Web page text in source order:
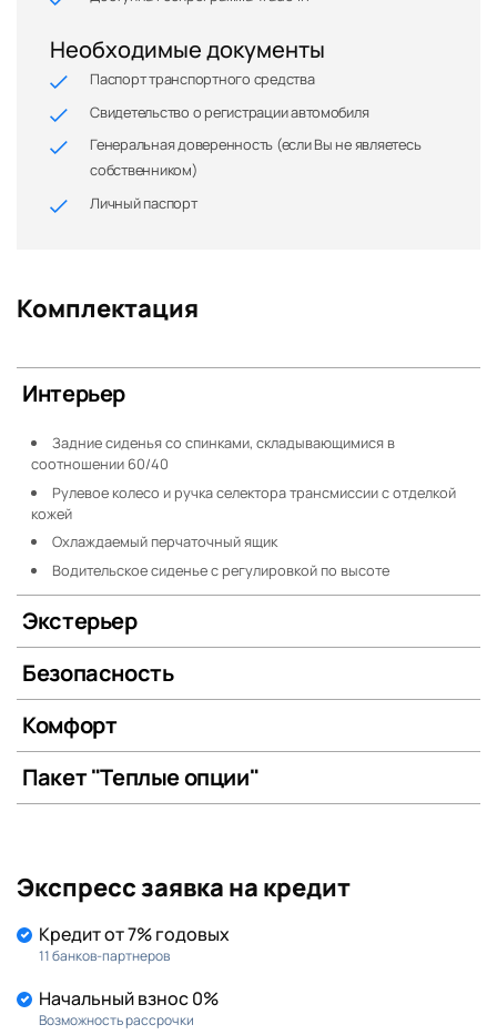
Необходимые документы
Паспорт транспортного средства
Свидетельство о регистрации автомобиля
Генеральная доверенность (если Вы не являетесь
собственником)
Личный паспорт
Комплектация
Интерьер
Задние сиденья со спинками, складывающимися в
соотношении 60/40
Рулевое колесо и ручка селектора трансмиссии с отделкой
кожей
Охлаждаемый перчаточный ящик
Водительское сиденье с регулировкой по высоте
Экстерьер
Безопасность
Комфорт
Пакет "Теплые опции"
Экспресс заявка на кредит
Кредит от 7% годовых
11 банков-партнеров
Начальный взнос 0%
Возможность рассрочки